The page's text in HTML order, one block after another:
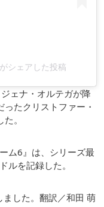
シェアした投稿
ェナ・オルテガが降
たクリストファー・
。
ム6』は、シリーズ最
ルを記録した。
した。翻訳／和田 萌